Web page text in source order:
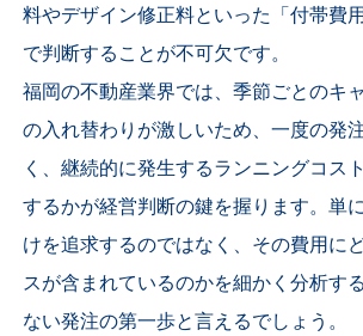
料やデザイン修正料といった「付帯費
で判断することが不可欠です。
福岡の不動産業界では、季節ごとのキ
の入れ替わりが激しいため、一度の発
く、継続的に発生するランニングコス
するかが経営判断の鍵を握ります。単
けを追求するのではなく、その費用に
スが含まれているのかを細かく分析す
ない発注の第一歩と言えるでしょう。